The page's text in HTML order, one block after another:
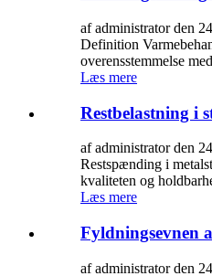
af administrator den
Definition
overensstemmelse
Læs mere
Restbelastning i
af administrator den
Restspænding i
kvaliteten og
Læs mere
Fyldningsevnen
af administrator den